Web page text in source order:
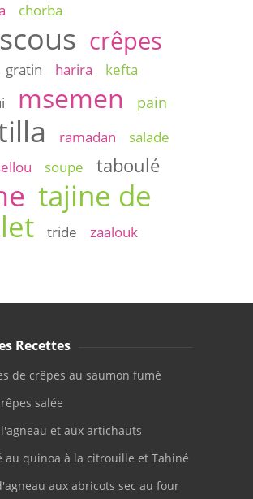
chorba
crêpes
gratin harira
kefta
msemen pain
ramadan
salade
soupe taboulé
tajine de
tride
zaalouk
Recettes
de crêpes au saumon fumé
salée
l'agneau et aux artichauts
au quinoa à la citrouille et Tahiné
aux abricots sec au four